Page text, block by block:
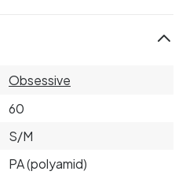
Obsessive
60
S/M
PA (polyamid)